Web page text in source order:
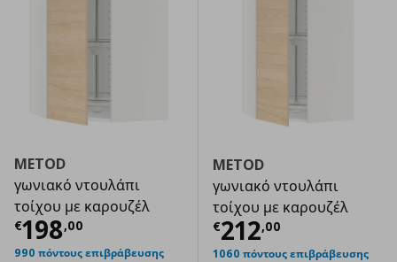
METOD
γωνιακό ντουλάπι
τοίχου με καρουζέλ
€198,00
Τρέχουσα τιμή € 198,00
990 πόντους επιβράβευσης
METOD
γωνιακό ντουλάπι
τοίχου με καρουζέλ
€212,00
Τρέχουσα
1060 πόντους επιβράβευσης